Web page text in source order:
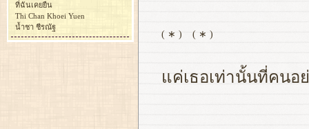
( ∗ ) ( ∗ )
แค่เธอเท่านั้นที่คนอ
ที่ฉันเคยยืน
Thi Chan Khoei Yuen
น้ำชา ชีรณัฐ